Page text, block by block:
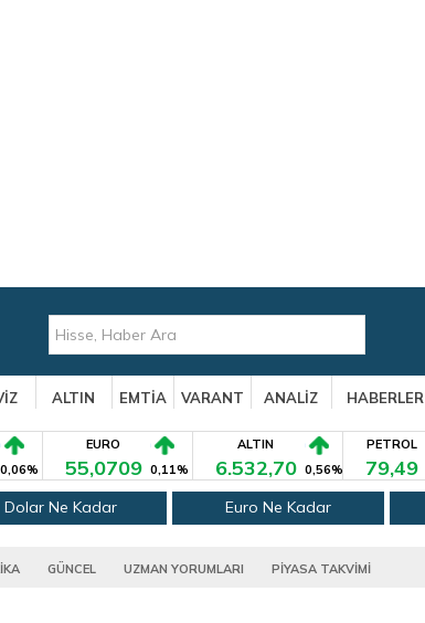
ALTIN EMTİA VARANT ANALİZ HABERLER
0,06%
EURO
55,0709 0,11%
ALTIN
6.532,70 0,56%
PETROL
79,49
Dolar Ne Kadar Euro Ne Kadar
GÜNCEL UZMAN YORUMLARI PİYASA TAKVİMİ